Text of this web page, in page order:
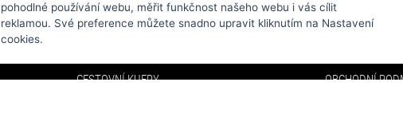
KATEGORIE
CESTOVNÍ KUFRY
MENU
OBCHODNÍ
pohodlné používání webu, měřit funkčnost našeho webu i vás cílit
reklamou. Své preference můžete snadno upravit kliknutím na Nastavení
cookies.